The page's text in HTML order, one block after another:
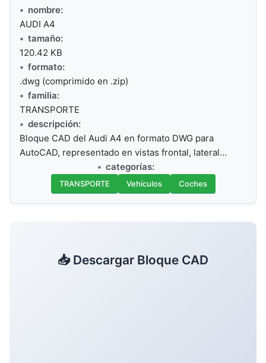
nombre:
AUDI A4
tamaño:
120.42 KB
formato:
.dwg (comprimido en .zip)
familia:
TRANSPORTE
descripción:
Bloque CAD del Audi A4 en formato DWG para
AutoCAD, representado en vistas frontal, lateral…
categorías:
TRANSPORTE Vehículos Coches
📥 Descargar Bloque CAD